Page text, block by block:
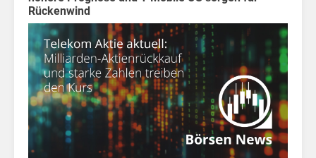
Kids
Börsen
News
Fakten
Rückenwind